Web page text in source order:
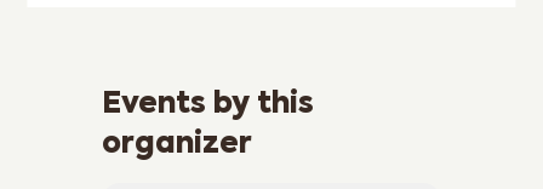
Events by this
organizer